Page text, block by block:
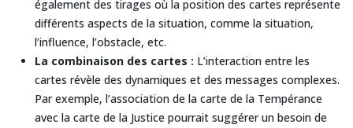
également des tirages où la position des cartes représente
différents aspects de la situation, comme la situation,
l’influence, l’obstacle, etc.
La combinaison des cartes : L’interaction entre les
cartes révèle des dynamiques et des messages complexes.
Par exemple, l’association de la carte de la Tempérance
avec la carte de la Justice pourrait suggérer un besoin de